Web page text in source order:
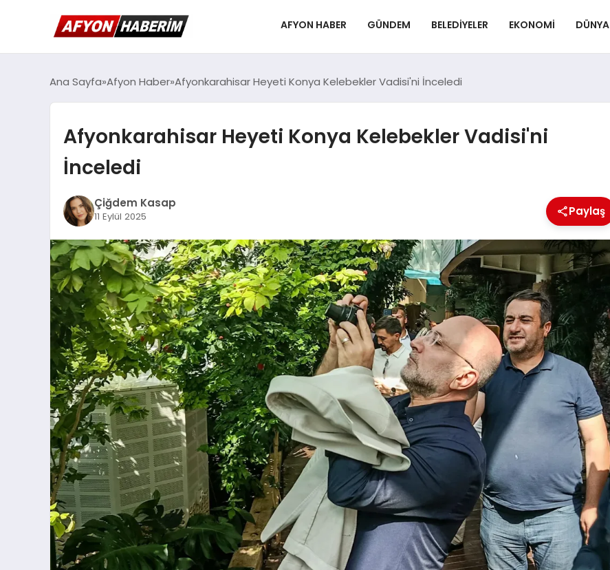
AFYON HABER GÜNDEM BELEDIYELER EKONOMI DÜNYA
Ana Sayfa Afyon Haber Afyonkarahisar Heyeti Konya Kelebekler Vadisi'ni İnceledi
Afyonkarahisar Heyeti Konya Kelebekler Vadisi'ni
İnceledi
Çiğdem Kasap
11 Eylül 2025 Paylaş